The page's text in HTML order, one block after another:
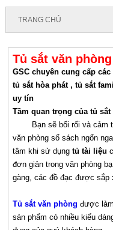
TRANG CHỦ
Tủ sắt văn phòng
GSC chuyên cung cấp
tủ sắt hòa phát , tủ sắt
uy tín
Tầm quan trọng của tủ sắt
Bạn sẽ bối rối và cảm
văn phòng sổ sách ngổn
tâm khi sử dụngtủ tài liệu
đơn giản trong văn phòng
gàng, các đồ đạc được sắp
Tủ sắt văn phòng được
sản phẩm có nhiều kiểu